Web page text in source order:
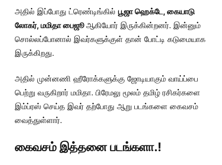
அதில் இப்போது ட்ரெண்டிங்கில் பூஜா ஹெக்டே, கையாடு
லோகர், மமிதா பைஜூ ஆகியோர் இருக்கின்றனர். இன்னும்
சொல்லப்போனால் இவர்களுக்குள் தான் போட்டி கடுமையாக
இருக்கிறது.
அதில் முன்னணி ஹீரோக்களுக்கு ஜோடியாகும் வாய்ப்பை
பெற்று வருகிறார் மமிதா. பிரேமலு மூலம் தமிழ் ரசிகர்களை
இம்ப்ரஸ் செய்த இவர் தற்போது ஆறு படங்களை கைவசம்
வைத்துள்ளார்.
கைவசம் இத்தனை படங்களா.!